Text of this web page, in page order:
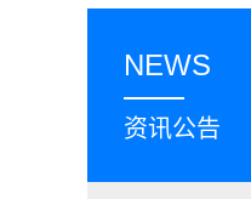
NEWS
资讯公告